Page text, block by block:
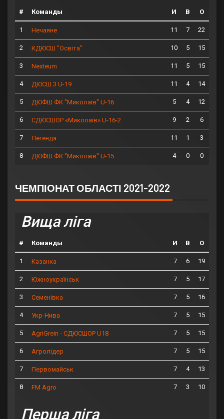
# Команды И В О
1 Нечаяне 11 7 22
2 КДЮСШ "Освіта" 10 5 15
3 Nexteum 11 5 15
4 ДЮСШ 3 U-19 11 4 14
5 ДЮФШ ФК "Миколаїв" U-16 5 4 12
6 СДЮСШОР «Миколаїв» U-16-2 9 2 6
7 Легенда 11 1 3
8 ДЮФШ ФК "Миколаїв" U-15 4 0 0
ЧЕМПІОНАТ ОБЛАСТІ 2021-2022
Вища ліга
# Команды И В О
1 Казанка 7 6 19
2 Южноукраїнськ 7 5 17
3 Семенівка 7 5 16
4 Укр-Нива 7 5 15
5 AgriGrein - СДЮСШОР U18 7 5 15
6 Агролідер 7 5 15
7 Первомайськ 7 4 13
8 FM Agro 7 3 10
Перша ліга